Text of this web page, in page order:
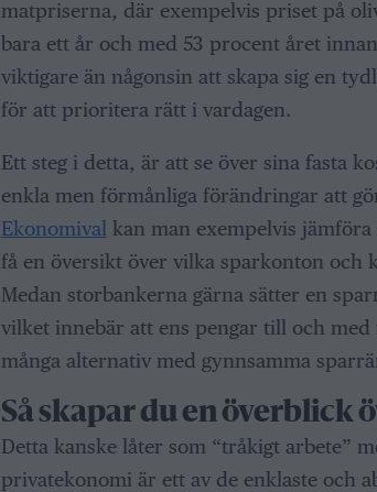
matpriserna, där exempelvis priset på
bara ett år och med 53 procent året
viktigare än någonsin att skapa sig en
för att prioritera rätt i vardagen.
Ett steg i detta, är att se över sina fasta
enkla men förmånliga förändringar att
Ekonomival kan man exempelvis
få en översikt över vilka sparkonton och
Medan storbankerna gärna sätter en
vilket innebär att ens pengar till och
många alternativ med gynnsamma
Så skapar du en överblick
Detta kanske låter som “tråkigt arbete”
privatekonomi är ett av de enklaste och